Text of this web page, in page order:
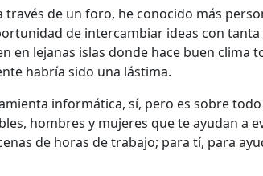
través de un foro, he conocido más
de intercambiar ideas con tanta
lejanas islas donde hace buen clima
habría sido una lástima.
informática, sí, pero es sobre
hombres y mujeres que te ayudan a
de horas de trabajo; para tí, para